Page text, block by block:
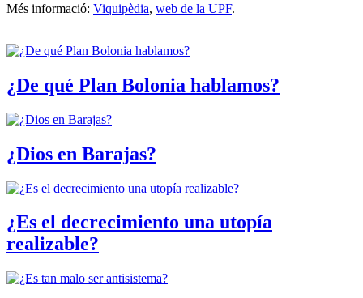
Més informació: Viquipèdia, web de la UPF.
¿De qué Plan Bolonia hablamos?
¿Dios en Barajas?
¿Es el decrecimiento una utopía
realizable?